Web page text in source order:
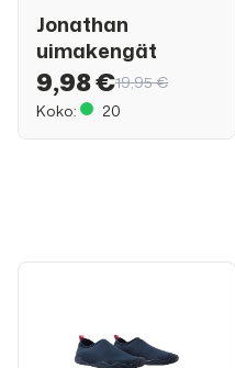
Jonathan
uimakengät
9,98 €19,95 €
Koko:
20